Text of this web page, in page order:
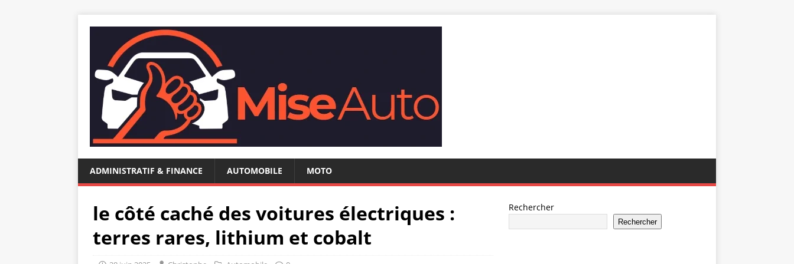
ADMINISTRATIF & FINANCE AUTOMOBILE MOTO
le côté caché des voitures électriques :
terres rares, lithium et cobalt
Rechercher
Rechercher